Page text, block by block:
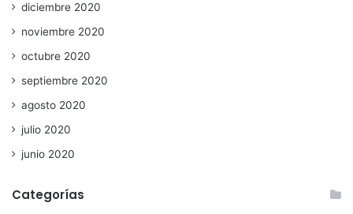
diciembre 2020
noviembre 2020
octubre 2020
septiembre 2020
agosto 2020
julio 2020
junio 2020
Categorías